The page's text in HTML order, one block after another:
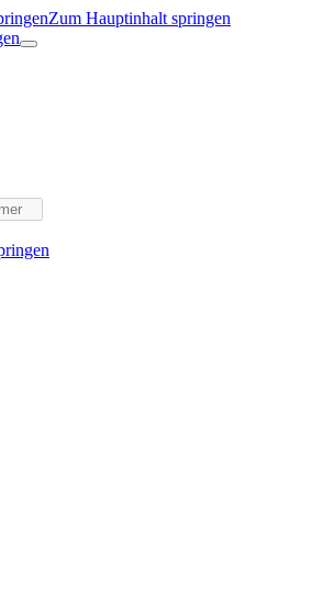
Zum Hauptinhalt springen